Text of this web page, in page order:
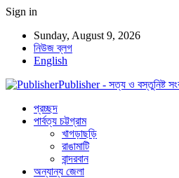
Sign in
Sunday, August 9, 2026
নিউজ ব্লগ
English
Publisher - সত্য ও বস্তুনিষ্ট
প্রচ্ছদ
পার্বত্য চট্টগ্রাম
খাগড়াছড়ি
রাঙামাটি
বান্দরবান
অন্যান্য জেলা